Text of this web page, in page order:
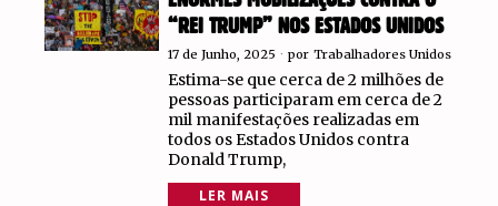
“REI TRUMP” NOS ESTADOS UNIDOS
17 de Junho, 2025 por Trabalhadores Unidos
Estima-se que cerca de 2 milhões de
pessoas participaram em cerca de 2
mil manifestações realizadas em
todos os Estados Unidos contra
Donald Trump,
LER MAIS